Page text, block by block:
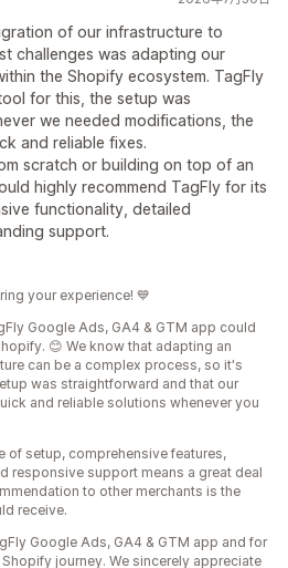
of our infrastructure to
challenges was adapting our
the Shopify ecosystem. TagFly
for this, the setup was
we needed modifications, the
and reliable fixes.
scratch or building on top of an
highly recommend TagFly for its
functionality, detailed
support.
your experience! 💙
Google Ads, GA4 & GTM app could
😊 We know that adapting an
can be a complex process, so it's
was straightforward and that our
and reliable solutions whenever you
of setup, comprehensive features,
responsive support means a great deal
to other merchants is the
receive.
Google Ads, GA4 & GTM app and for
journey. We sincerely appreciate